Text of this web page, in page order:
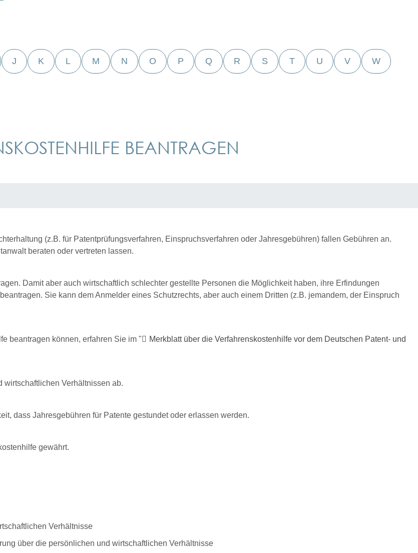
J K L M N O P Q R S T U V W
BEANTRAGEN
(z.B. für Patentprüfungsverfahren, Einspruchsverfahren oder Jahresgebühren) fallen Gebühren an.
beraten oder vertreten lassen.
Damit aber auch wirtschaftlich schlechter gestellte Personen die Möglichkeit haben, ihre Erfindungen
Sie kann dem Anmelder eines Schutzrechts, aber auch einem Dritten (z.B. jemandem, der Einspruch
beantragen können, erfahren Sie im "
Merkblatt über die Verfahrenskostenhilfe vor dem Deutschen Patent- und
wirtschaftlichen Verhältnissen ab.
dass Jahresgebühren für Patente gestundet oder erlassen werden.
gewährt.
Verhältnisse
über die persönlichen und wirtschaftlichen Verhältnisse